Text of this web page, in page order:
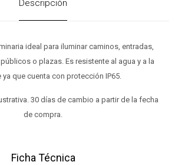
Descripción
ideal para iluminar caminos, entradas,
o plazas. Es resistente al agua y a la
ya que cuenta con protección IP65.
30 días de cambio a partir de la fecha
de compra.
Ficha Técnica